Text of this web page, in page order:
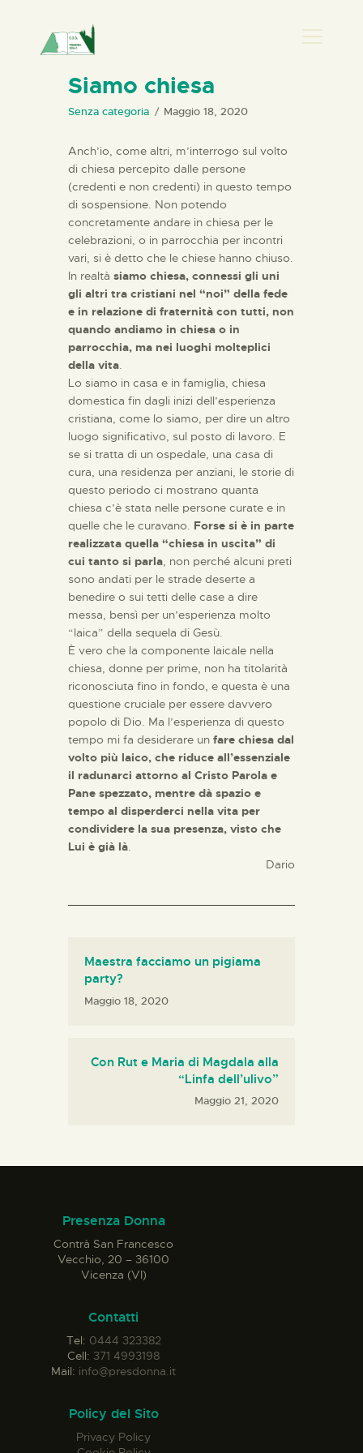
HOME
NEWS
PERCORSI
BIBLIOTECA
ELISA SALERNO
CONTATTI
Siamo chiesa
Senza categoria Maggio 18, 2020
Anch’io, come altri, m’interrogo sul volto
di chiesa percepito dalle persone
(credenti e non credenti) in questo tempo
di sospensione. Non potendo
concretamente andare in chiesa per le
celebrazioni, o in parrocchia per incontri
vari, si è detto che le chiese hanno chiuso.
In realtà siamo chiesa, connessi gli uni
gli altri tra cristiani nel “noi” della fede
e in relazione di fraternità con tutti, non
quando andiamo in chiesa o in
parrocchia, ma nei luoghi molteplici
della vita.
Lo siamo in casa e in famiglia, chiesa
domestica fin dagli inizi dell’esperienza
cristiana, come lo siamo, per dire un altro
luogo significativo, sul posto di lavoro. E
se si tratta di un ospedale, una casa di
cura, una residenza per anziani, le storie di
questo periodo ci mostrano quanta
chiesa c’è stata nelle persone curate e in
quelle che le curavano. Forse si è in parte
realizzata quella “chiesa in uscita” di
cui tanto si parla, non perché alcuni preti
sono andati per le strade deserte a
benedire o sui tetti delle case a dire
messa, bensì per un’esperienza molto
“laica” della sequela di Gesù.
È vero che la componente laicale nella
chiesa, donne per prime, non ha titolarità
riconosciuta fino in fondo, e questa è una
questione cruciale per essere davvero
popolo di Dio. Ma l’esperienza di questo
tempo mi fa desiderare un fare chiesa dal
volto più laico, che riduce all’essenziale
il radunarci attorno al Cristo Parola e
Pane spezzato, mentre dà spazio e
tempo al disperderci nella vita per
condividere la sua presenza, visto che
Lui è già là.
Dario
Maestra facciamo un pigiama
party?
Maggio 18, 2020
Con Rut e Maria di Magdala alla
“Linfa dell’ulivo”
Maggio 21, 2020
Presenza Donna
Contrà San Francesco
Vecchio, 20 – 36100
Vicenza (VI)
Contatti
Tel: 0444 323382
Cell: 371 4993198
Mail: info@presdonna.it
Policy del Sito
Privacy Policy